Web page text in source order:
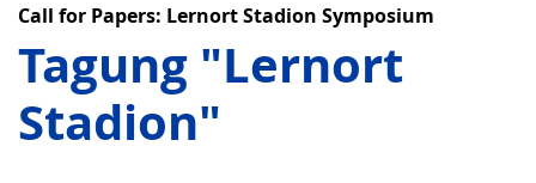
Call for Papers: Lernort Stadion Symposium
Tagung "Lernort
Stadion"